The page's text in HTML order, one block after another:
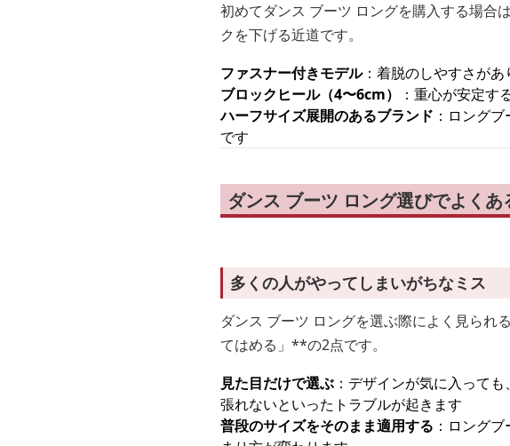
初めてダンス ブーツ ロングを購入する場合は
クを下げる近道です。
ファスナー付きモデル：着脱のしやすさが
ブロックヒール（4〜6cm）
：重心が安定す
ハーフサイズ展開のあるブランド ：ロング
です
ダンス ブーツ ロング選びでよくあ
多くの人がやってしまいがちなミス
ダンス ブーツ ロングを選ぶ際によく見ら
てはめる」**の2点です。
見た目だけで選ぶ ：デザインが気に入って
張れないといったトラブルが起きます
普段のサイズをそのまま適用する ：ロング